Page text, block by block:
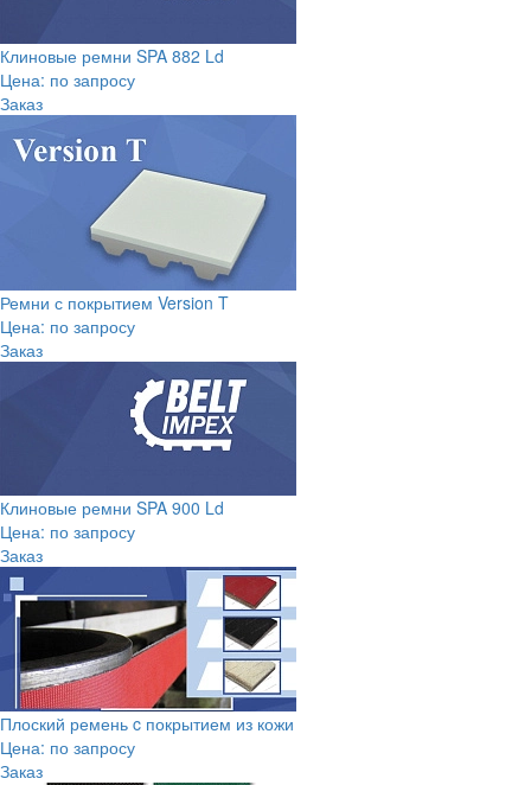
Клиновые ремни SPA 882 Ld
Цена: по запросу
Заказ
Ремни с покрытием Version T
Цена: по запросу
Заказ
Клиновые ремни SPA 900 Ld
Цена: по запросу
Заказ
Плоский ремень c покрытием из кожи
Цена: по запросу
Заказ